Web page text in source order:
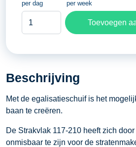
per dag per week
Egalisatieschuif
Toevoegen
Beschrijving
Met de egalisatieschuif is het
baan te creëren.
De Strakvlak 117-210 heeft zich
onmisbaar te zijn voor de